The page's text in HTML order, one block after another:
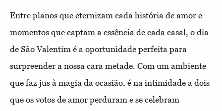
Entre planos que eternizam cada história de amor e
momentos que captam a essência de cada casal, o dia
de São Valentim é a oportunidade perfeita para
surpreender a nossa cara metade. Com um ambiente
que faz jus à magia da ocasião, é na intimidade a dois
que os votos de amor perduram e se celebram